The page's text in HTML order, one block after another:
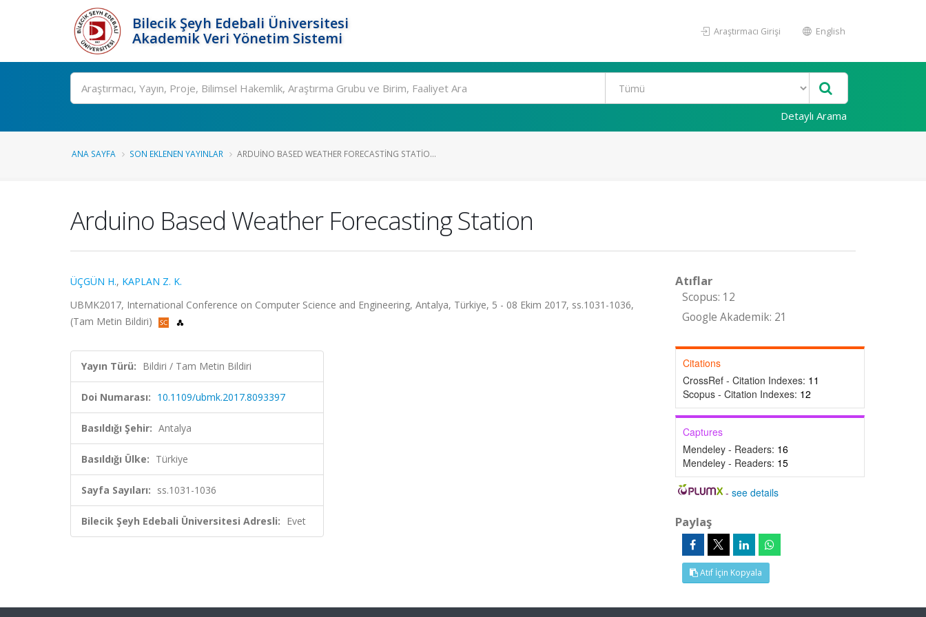
Bilecik Şeyh Edebali Üniversitesi
Akademik Veri Yönetim Sistemi
Araştırmacı Girişi English
Ara
Detaylı Arama
ANA SAYFA SON EKLENEN YAYINLAR ARDUINO BASED WEATHER FORECASTING STATIO...
Arduino Based Weather Forecasting Station
ÜÇGÜN H., KAPLAN Z. K.
UBMK2017, International Conference on Computer Science and Engineering, Antalya, Türkiye, 5 - 08 Ekim 2017, ss.1031-1036,
(Tam Metin Bildiri)
Yayın Türü: Bildiri / Tam Metin Bildiri
Doi Numarası: 10.1109/ubmk.2017.8093397
Basıldığı Şehir: Antalya
Basıldığı Ülke: Türkiye
Sayfa Sayıları: ss.1031-1036
Bilecik Şeyh Edebali Üniversitesi Adresli: Evet
Atıflar
Scopus: 12
Google Akademik: 21
Citations
CrossRef - Citation Indexes: 11
Scopus - Citation Indexes: 12
Captures
Mendeley - Readers: 16
Mendeley - Readers: 15
-see details
Paylaş
Atıf İçin Kopyala